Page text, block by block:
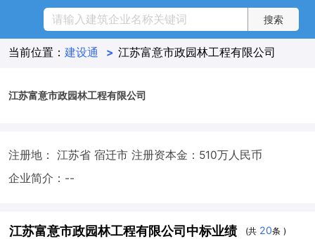
当前位置： 建设通 > 江苏富意市政园林工程有限公司
江苏富意市政园林工程有限公司
注册地： 江苏省 宿迁市 注册资本金：510万人民币
企业简介：--
江苏富意市政园林工程有限公司中标业绩 (共 20条 )